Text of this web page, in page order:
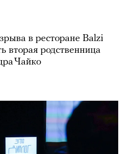
в ресторане Balzi
вторая родственница
Чайко